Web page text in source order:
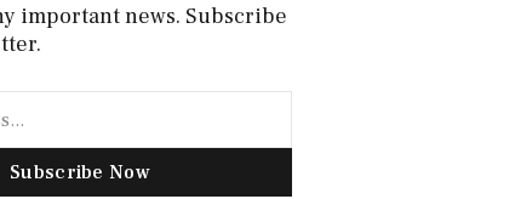
important news. Subscribe
Subscribe Now